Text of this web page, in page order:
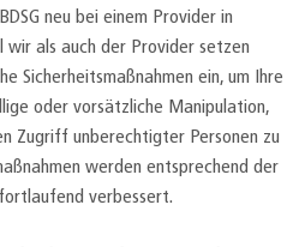
neu bei einem Provider in
wir als auch der Provider setzen
Sicherheitsmaßnahmen ein, um Ihre
oder vorsätzliche Manipulation,
Zugriff unberechtigter Personen zu
werden entsprechend der
verbessert.